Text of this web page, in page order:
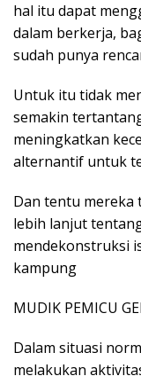
hal itu dapat
dalam berkerja,
sudah punya
Untuk itu tidak
semakin
meningkatkan
alternantif untuk
Dan tentu mereka
lebih lanjut
mendekonstruksi
kampung
MUDIK PEMICU
Dalam situasi
melakukan